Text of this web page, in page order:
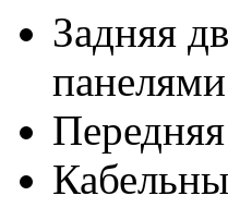
Задняя